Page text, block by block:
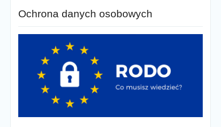
Ochrona danych osobowych